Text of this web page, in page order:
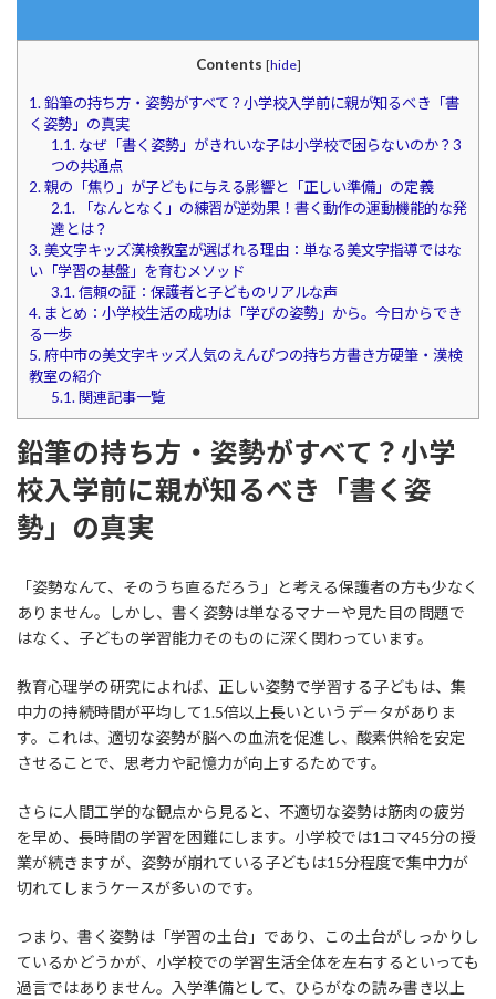
Contents [hide]
1.鉛筆の持ち方・姿勢がすべて？小学校入学前に親が知るべき「書
く姿勢」の真実
1.1.なぜ「書く姿勢」がきれいな子は小学校で困らないのか？3
つの共通点
2.親の「焦り」が子どもに与える影響と「正しい準備」の定義
2.1.「なんとなく」の練習が逆効果！書く動作の運動機能的な発
達とは？
3.美文字キッズ漢検教室が選ばれる理由：単なる美文字指導ではな
い「学習の基盤」を育むメソッド
3.1.信頼の証：保護者と子どものリアルな声
4. まとめ：小学校生活の成功は「学びの姿勢」から。今日からでき
る一歩
5.府中市の美文字キッズ人気のえんぴつの持ち方書き方硬筆・漢検
教室の紹介
5.1.関連記事一覧
鉛筆の持ち方・姿勢がすべて？小学
校入学前に親が知るべき「書く姿
勢」の真実
「姿勢なんて、そのうち直るだろう」と考える保護者の方も少なく
ありません。しかし、書く姿勢は単なるマナーや見た目の問題で
はなく、子どもの学習能力そのものに深く関わっています。
教育心理学の研究によれば、正しい姿勢で学習する子どもは、集
中力の持続時間が平均して1.5倍以上長いというデータがありま
す。これは、適切な姿勢が脳への血流を促進し、酸素供給を安定
させることで、思考力や記憶力が向上するためです。
さらに人間工学的な観点から見ると、不適切な姿勢は筋肉の疲労
を早め、長時間の学習を困難にします。小学校では1コマ45分の授
業が続きますが、姿勢が崩れている子どもは15分程度で集中力が
切れてしまうケースが多いのです。
つまり、書く姿勢は「学習の土台」であり、この土台がしっかりし
ているかどうかが、小学校での学習生活全体を左右するといっても
過言ではありません。入学準備として、ひらがなの読み書き以上